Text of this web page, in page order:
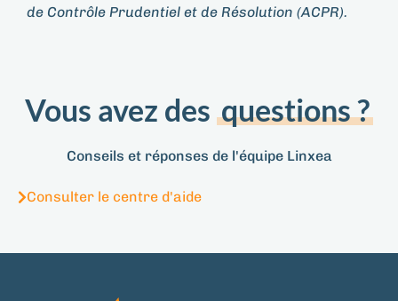
de Contrôle Prudentiel et de Résolution (ACPR).
Vous avez desquestions ?
Conseils et réponses de l'équipe Linxea
Consulter le centre d'aide